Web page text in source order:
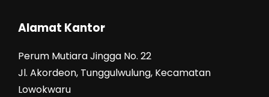
Alamat Kantor
Perum Mutiara Jingga No. 22
Jl. Akordeon, Tunggulwulung, Kecamatan
Lowokwaru